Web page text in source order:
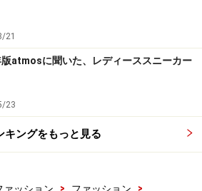
21
atmosに聞いた、レディーススニーカー
23
キングをもっと見る
>
>